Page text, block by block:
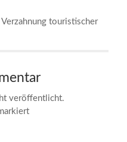
touristischer
veröffentlicht.